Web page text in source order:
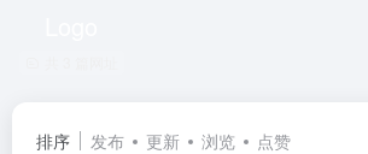
排序 发布 更新 浏览 点赞